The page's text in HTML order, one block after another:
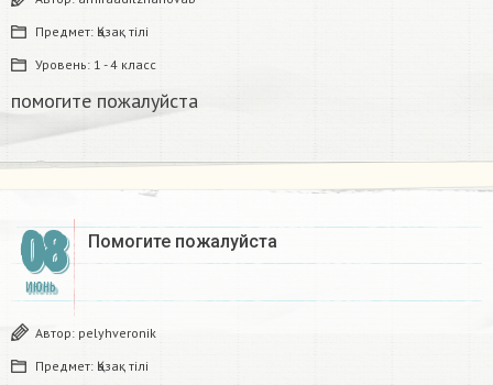
Предмет: Қазақ тiлi
Уровень: 1 - 4 класс
помогите пожалуйста
08
ИЮНЬ
Помогите пожалуйста
Автор: pelyhveronik
Предмет: Қазақ тiлi